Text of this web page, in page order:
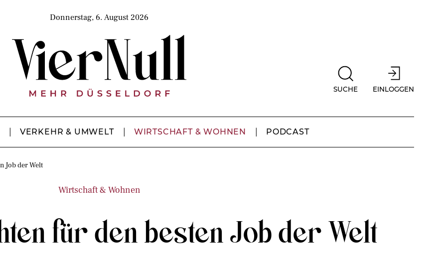
Donnerstag, 6. August 2026
SUCHE EINLOGGEN
VERKEHR & UMWELT WIRTSCHAFT & WOHNEN PODCAST
Job der Welt
Wirtschaft & Wohnen
für den besten Job der Welt